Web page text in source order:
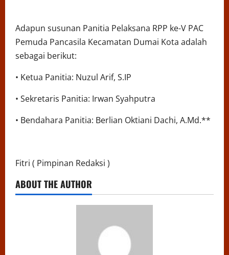
Adapun susunan Panitia Pelaksana RPP ke-V PAC
Pemuda Pancasila Kecamatan Dumai Kota adalah
sebagai berikut:
• Ketua Panitia: Nuzul Arif, S.IP
• Sekretaris Panitia: Irwan Syahputra
• Bendahara Panitia: Berlian Oktiani Dachi, A.Md.**
Fitri ( Pimpinan Redaksi )
ABOUT THE AUTHOR